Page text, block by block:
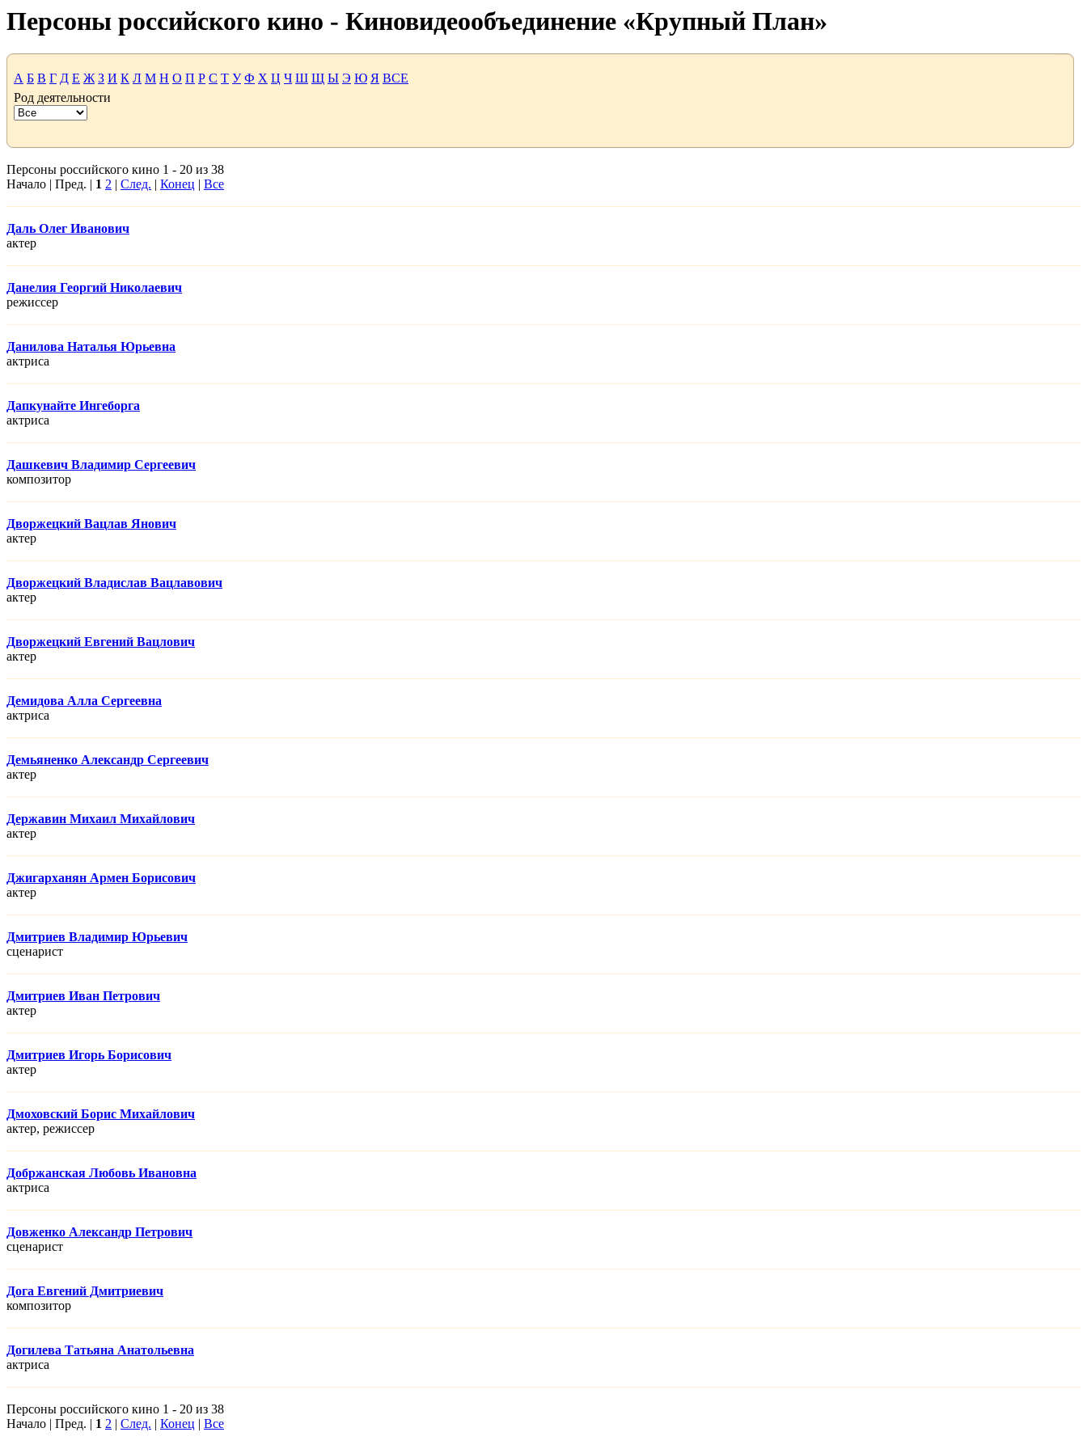
Персоны российского кино - Киновидеообъединение «Крупный План»
А Б В Г Д Е Ж З И К Л М Н О П Р С Т У Ф Х Ц Ч Ш Щ Ы Э Ю Я ВСЕ
Род деятельности
Персоны российского кино 1 - 20 из 38
Начало | Пред. | 1 2 | След. | Конец | Все
Даль Олег Иванович
актер
Данелия Георгий Николаевич
режисcер
Данилова Наталья Юрьевна
актриса
Дапкунайте Ингеборга
актриса
Дашкевич Владимир Сергеевич
композитор
Дворжецкий Вацлав Янович
актер
Дворжецкий Владислав Вацлавович
актер
Дворжецкий Евгений Вацлович
актер
Демидова Алла Сергеевна
актриса
Демьяненко Александр Сергеевич
актер
Державин Михаил Михайлович
актер
Джигарханян Армен Борисович
актер
Дмитриев Владимир Юрьевич
сценарист
Дмитриев Иван Петрович
актер
Дмитриев Игорь Борисович
актер
Дмоховский Борис Михайлович
актер, режисcер
Добржанская Любовь Ивановна
актриса
Довженко Александр Петрович
сценарист
Дога Евгений Дмитриевич
композитор
Догилева Татьяна Анатольевна
актриса
Персоны российского кино 1 - 20 из 38
Начало | Пред. | 1 2 | След. | Конец | Все